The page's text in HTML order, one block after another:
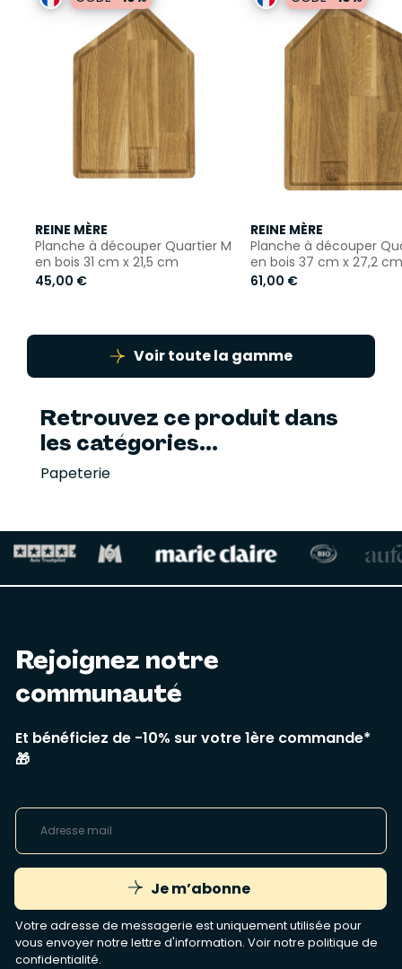
REINE MÈRE
Planche à découper Quartier M
en bois 31 cm x 21,5 cm
45,00 €
REINE MÈRE
Planche à découper
en bois 37 cm x 27,2 cm
61,00 €
Voir toute la gamme
Retrouvez ce produit dans
les catégories...
Papeterie
Rejoignez notre
communauté
Et bénéficiez de -10% sur votre 1ère commande*
🎁
Je m’abonne
Votre adresse de messagerie est uniquement utilisée pour
vous envoyer notre lettre d'information. Voir notre politique de
confidentialité.